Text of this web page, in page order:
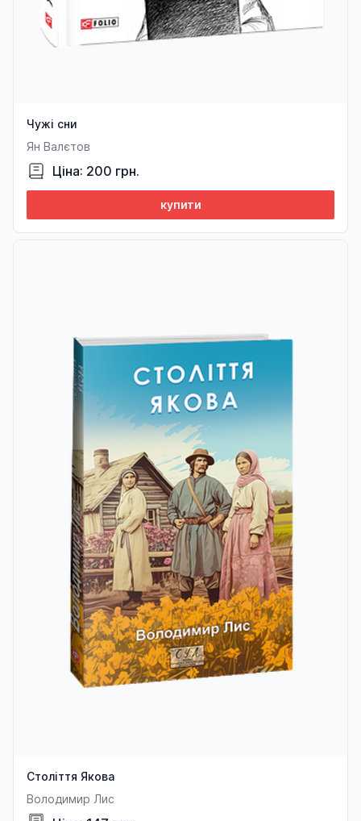
Чужі сни
Ян Валєтов
Ціна: 200 грн.
купити
Століття Якова
Володимир Лис